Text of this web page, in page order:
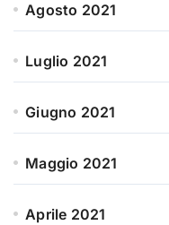
Agosto 2021
Luglio 2021
Giugno 2021
Maggio 2021
Aprile 2021